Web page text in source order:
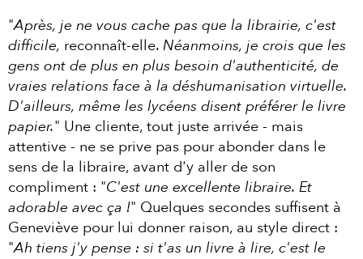
"Après, je ne vous cache pas que la librairie, c'est
difficile, reconnaît-elle. Néanmoins, je crois que les
gens ont de plus en plus besoin d'authenticité, de
vraies relations face à la déshumanisation virtuelle.
D'ailleurs, même les lycéens disent préférer le livre
papier." Une cliente, tout juste arrivée - mais
attentive - ne se prive pas pour abonder dans le
sens de la libraire, avant d'y aller de son
compliment : "C'est une excellente libraire. Et
adorable avec ça !" Quelques secondes suffisent à
Geneviève pour lui donner raison, au style direct :
"Ah tiens j'y pense : si t'as un livre à lire, c'est le